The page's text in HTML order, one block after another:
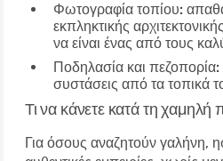
Φωτογραφία τοπίου:
εκπληκτικής
να είναι ένας από τους
Ποδηλασία και πεζοπορία:
συστάσεις από τα τοπικά
Τι να κάνετε κατά τη
Για όσους αναζητούν γαλήνη,